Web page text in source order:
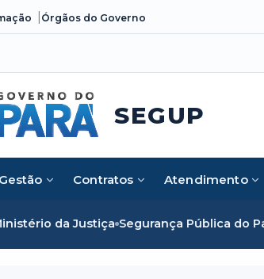
Órgãos do Governo
SEGUP
Gestão Contratos Atendimento
Justiça Segurança Pública do Pará